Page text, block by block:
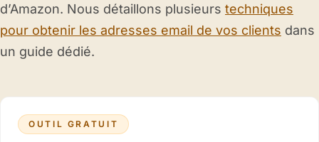
d’Amazon. Nous détaillons plusieurs techniques
pour obtenir les adresses email de vos clients dans
un guide dédié.
OUTIL GRATUIT